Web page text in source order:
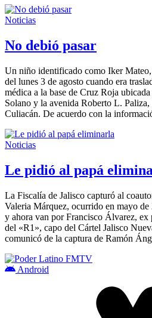
Noticias
No debió pasar
Un niño identificado como Iker
del lunes 3 de agosto cuando era
médica a la base de Cruz Roja
Solano y la avenida Roberto L.
Culiacán. De acuerdo con la
Noticias
Le pidió al papá
La Fiscalía de Jalisco capturó al
Valeria Márquez, ocurrido en mayo de
y ahora van por Francisco Álvarez,
del «R1», capo del Cártel Jalisco
comunicó de la captura de Ramón
Android